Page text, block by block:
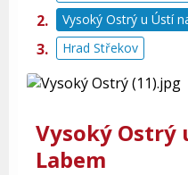
Vysoký Ostrý u Ústí
Hrad Střekov
Vysoký Ostrý
Labem